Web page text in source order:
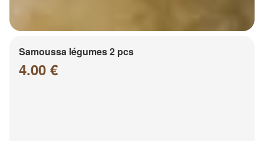
Samoussa légumes 2 pcs
4.00 €